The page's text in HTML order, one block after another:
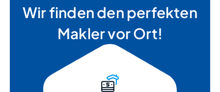
Wir finden den perfekten
Makler vor Ort!